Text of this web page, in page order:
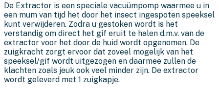
De Extractor is een speciale vacuümpomp waarmee u in
een mum van tijd het door het insect ingespoten speeksel
kunt verwijderen. Zodra u gestoken wordt is het
verstandig om direct het gif eruit te halen d.m.v. van de
extractor voor het door de huid wordt opgenomen. De
zuigkracht zorgt ervoor dat zoveel mogelijk van het
speeksel/gif wordt uitgezogen en daarmee zullen de
klachten zoals jeuk ook veel minder zijn. De extractor
wordt geleverd met 1 zuigkapje.